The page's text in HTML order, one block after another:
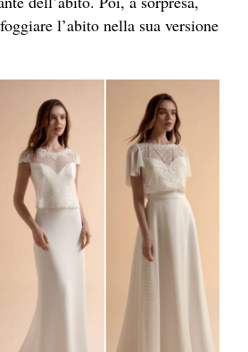
l’abito nella sua versione